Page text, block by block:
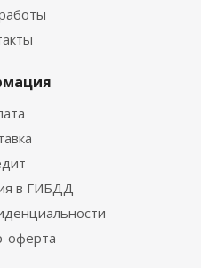
в ГИБДД
оферта